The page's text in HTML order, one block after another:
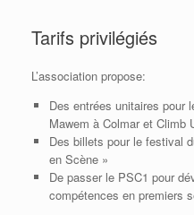
Tarifs privilégiés
L’association propose:
Des entrées unitaires pour
Mawem à Colmar et Climb
Des billets pour le festival
en Scène »
De passer le PSC1 pour
compétences en premiers